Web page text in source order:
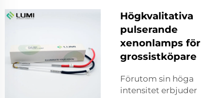
Högkvalitativa
pulserande
xenonlamps för
grossistköpare
Förutom sin höga
intensitet erbjuder